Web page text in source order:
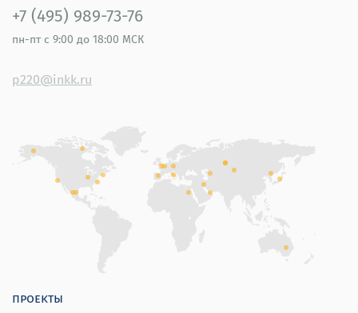
+7 (495) 989-73-76
пн-пт с 9:00 до 18:00 МСК
p220@inkk.ru
проекты